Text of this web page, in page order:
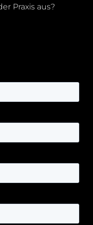
Praxis aus?